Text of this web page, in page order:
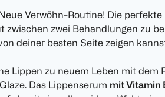
Verwöhn-Routine! Die
zwischen zwei Behandlungen zu
deiner besten Seite zeigen
Lippen zu neuem Leben mit dem
Das Lippenserum mit Vitamin